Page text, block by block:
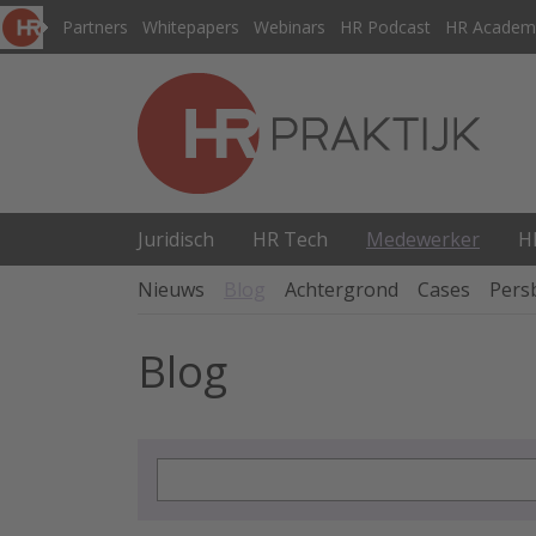
Partners Whitepapers Webinars HR Podcast HR
Juridisch HR Tech Medewerker
Nieuws
Achtergrond Cases
Blog